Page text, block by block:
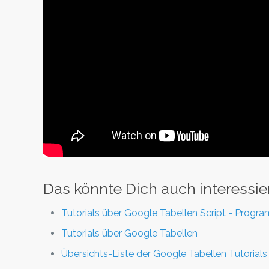
Das könnte Dich auch
Tutorials über Google Tabellen Script -
Tutorials über Google Tabellen
Übersichts-Liste der Google Tabellen Tutorials